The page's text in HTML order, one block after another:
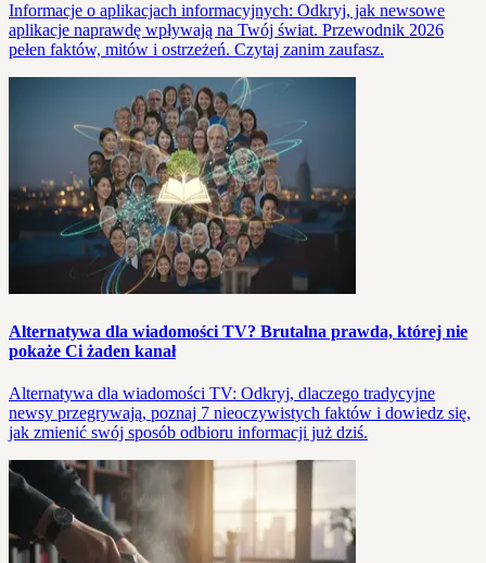
Informacje o aplikacjach informacyjnych: Odkryj, jak newsowe
aplikacje naprawdę wpływają na Twój świat. Przewodnik 2026
pełen faktów, mitów i ostrzeżeń. Czytaj zanim zaufasz.
Alternatywa dla wiadomości TV? Brutalna prawda, której nie
pokaże Ci żaden kanał
Alternatywa dla wiadomości TV: Odkryj, dlaczego tradycyjne
newsy przegrywają, poznaj 7 nieoczywistych faktów i dowiedz się,
jak zmienić swój sposób odbioru informacji już dziś.